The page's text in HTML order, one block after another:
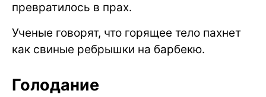
превратилось в прах.
Ученые говорят, что горящее тело пахнет
как свиные ребрышки на барбекю.
Голодание